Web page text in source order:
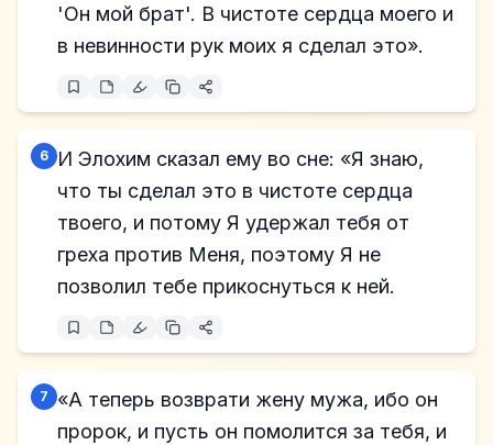
'Он мой брат'. В чистоте сердца моего и
в невинности рук моих я сделал это».
6
И Элохим сказал ему во сне: «Я знаю,
что ты сделал это в чистоте сердца
твоего, и потому Я удержал тебя от
греха против Меня, поэтому Я не
позволил тебе прикоснуться к ней.
7
«А теперь возврати жену мужа, ибо он
пророк, и пусть он помолится за тебя, и